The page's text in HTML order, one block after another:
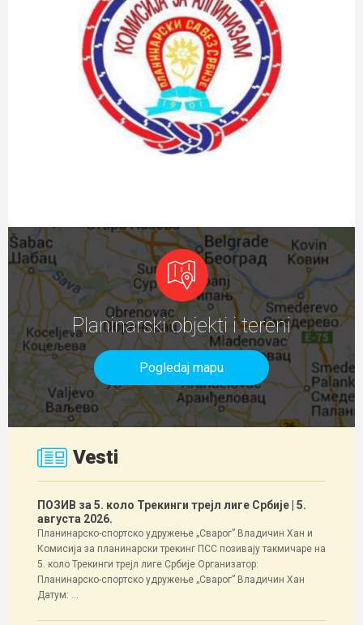
Planinarski objekti i tereni
Pogledaj mapu
Vesti
ПОЗИВ за 5. коло Трекинги трејл лиге Србије | 5.
августа 2026.
Планинарско-спортско удружење „Сварог” Владичин Хан и
Комисија за планинарски трекинг ПСС позивају такмичаре на
5. коло Трекинги трејл лиге Србије Организатор:
Планинарско-спортско удружење „Сварог” Владичин Хан
Датум: ...